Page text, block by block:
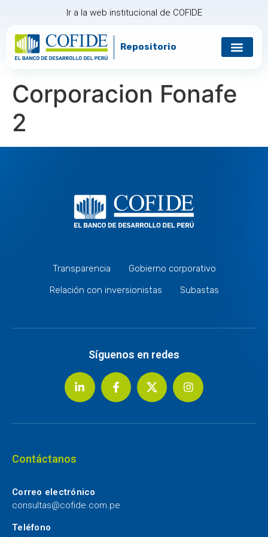
Ir a la web institucional de COFIDE
Repositorio
Corporacion Fonafe
2
Transparencia
Gobierno corporativo
Relación con inversionistas
Subastas
Síguenos en redes
Contáctanos
Correo electrónico
consultas@cofide.com.pe
Teléfono